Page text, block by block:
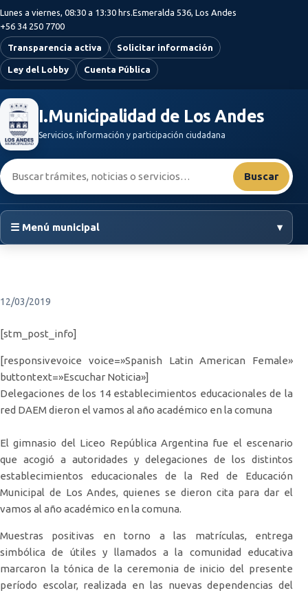
Saltar al contenido principal
Lunes a viernes, 08:30 a 13:30 hrs.Esmeralda 536, Los Andes
+56 34 250 7700
Transparencia activa Solicitar información
Ley del Lobby Cuenta Pública
I.Municipalidad de Los Andes
Servicios, información y participación ciudadana
Buscar:
Buscar
☰ Menú municipal ▾
12/03/2019
[stm_post_info]
[responsivevoice voice=»Spanish Latin American Female»
buttontext=»Escuchar Noticia»]
Delegaciones de los 14 establecimientos educacionales de la
red DAEM dieron el vamos al año académico en la comuna
El gimnasio del Liceo República Argentina fue el escenario
que acogió a autoridades y delegaciones de los distintos
establecimientos educacionales de la Red de Educación
Municipal de Los Andes, quienes se dieron cita para dar el
vamos al año académico en la comuna.
Muestras positivas en torno a las matrículas, entrega
simbólica de útiles y llamados a la comunidad educativa
marcaron la tónica de la ceremonia de inicio del presente
período escolar, realizada en las nuevas dependencias del